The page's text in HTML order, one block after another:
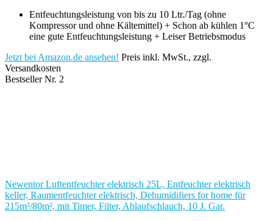
Entfeuchtungsleistung von bis zu 10 Ltr./Tag (ohne
Kompressor und ohne Kältemittel) + Schon ab kühlen 1°C
eine gute Entfeuchtungsleistung + Leiser Betriebsmodus
Jetzt bei Amazon.de ansehen! Preis inkl. MwSt., zzgl.
Versandkosten
Bestseller Nr. 2
Newentor Luftentfeuchter elektrisch 25L, Entfeuchter elektrisch
keller, Raumentfeuchter elektrisch, Dehumidifiers for home für
215m³/80m², mit Timer, Filter, Ablaufschlauch, 10 J. Gar.